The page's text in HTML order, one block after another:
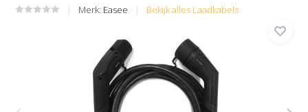
Merk: Easee Bekijk alles Laadkabels